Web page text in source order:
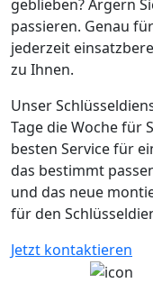
geblieben? Ärgern
passieren. Genau
jederzeit
zu Ihnen.
Unser
Tage die Woche für
besten Service für
das bestimmt
und das neue
für den
Jetzt kontaktieren